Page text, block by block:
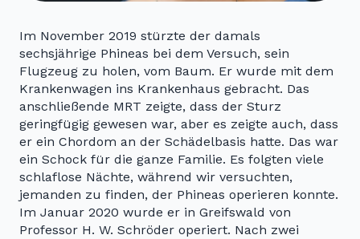
Im November 2019 stürzte der damals
sechsjährige Phineas bei dem Versuch, sein
Flugzeug zu holen, vom Baum. Er wurde mit dem
Krankenwagen ins Krankenhaus gebracht. Das
anschließende MRT zeigte, dass der Sturz
geringfügig gewesen war, aber es zeigte auch, dass
er ein Chordom an der Schädelbasis hatte. Das war
ein Schock für die ganze Familie. Es folgten viele
schlaflose Nächte, während wir versuchten,
jemanden zu finden, der Phineas operieren konnte.
Im Januar 2020 wurde er in Greifswald von
Professor H. W. Schröder operiert. Nach zwei